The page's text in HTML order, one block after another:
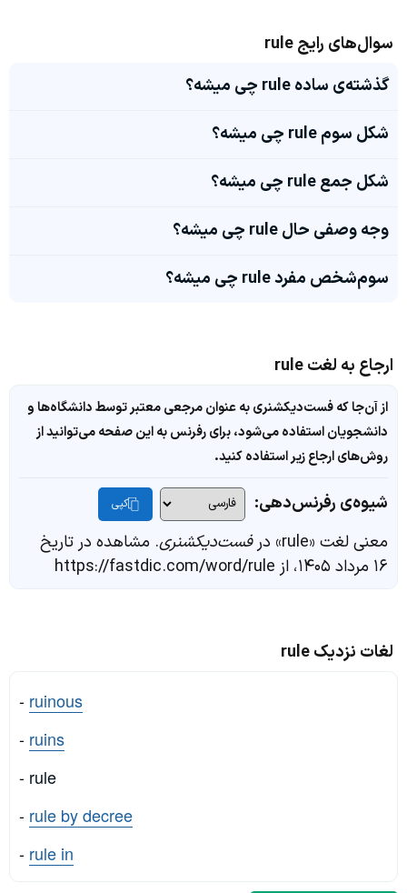
سوال‌های رایج rule
گذشته‌ی ساده rule چی میشه؟
شکل سوم rule چی میشه؟
شکل جمع rule چی میشه؟
وجه وصفی حال rule چی میشه؟
سوم‌شخص مفرد rule چی میشه؟
ارجاع به لغت rule
از آن‌جا که فست‌دیکشنری به عنوان مرجعی معتبر توسط دانشگاه‌ها و
دانشجویان استفاده می‌شود، برای رفرنس به این صفحه می‌توانید از
روش‌های ارجاع زیر استفاده کنید.
شیوه‌ی رفرنس‌دهی: کپی
معنی لغت «rule» در فست‌دیکشنری. مشاهده در تاریخ
۱۶ مرداد ۱۴۰۵، از https://fastdic.com/word/rule
لغات نزدیک rule
- ruinous
- ruins
- rule
- rule by decree
- rule in